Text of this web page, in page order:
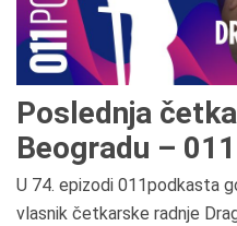
Poslednja
Beogradu –
U 74. epizodi 011podkasta
vlasnik četkarske radnje